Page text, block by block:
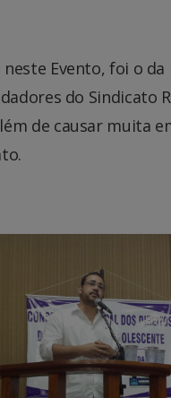
Evento, foi o da
do Sindicato
de causar muita